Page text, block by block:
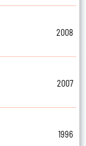
2008
2007
1996